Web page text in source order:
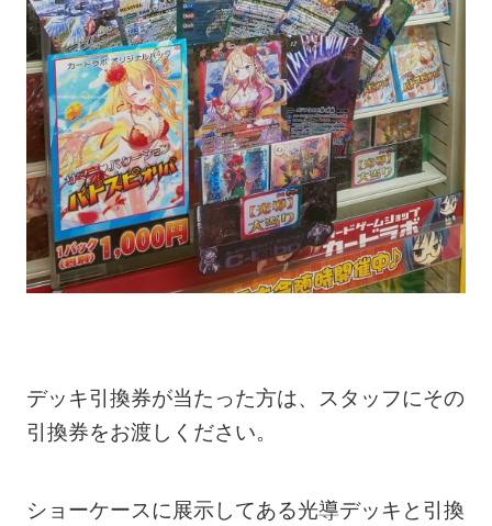
デッキ引換券が当たった方は、スタッフにその
引換券をお渡しください。
ショーケースに展示してある光導デッキと引換